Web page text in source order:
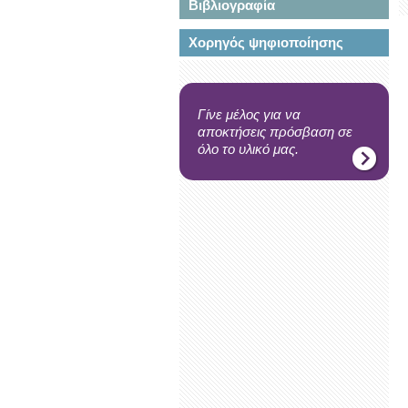
Βιβλιογραφία
Χορηγός ψηφιοποίησης
Γίνε μέλος για να
αποκτήσεις πρόσβαση σε
όλο το υλικό μας.